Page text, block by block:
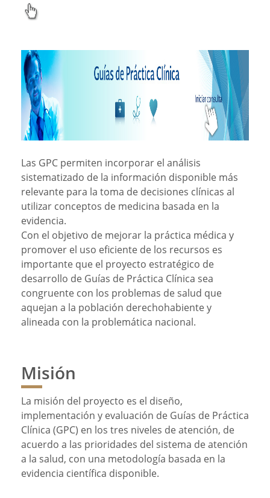
Las GPC permiten incorporar el análisis
sistematizado de la información disponible más
relevante para la toma de decisiones clínicas al
utilizar conceptos de medicina basada en la
evidencia.
Con el objetivo de mejorar la práctica médica y
promover el uso eficiente de los recursos es
importante que el proyecto estratégico de
desarrollo de Guías de Práctica Clínica sea
congruente con los problemas de salud que
aquejan a la población derechohabiente y
alineada con la problemática nacional.
Misión
La misión del proyecto es el diseño,
implementación y evaluación de Guías de Práctica
Clínica (GPC) en los tres niveles de atención, de
acuerdo a las prioridades del sistema de atención
a la salud, con una metodología basada en la
evidencia científica disponible.